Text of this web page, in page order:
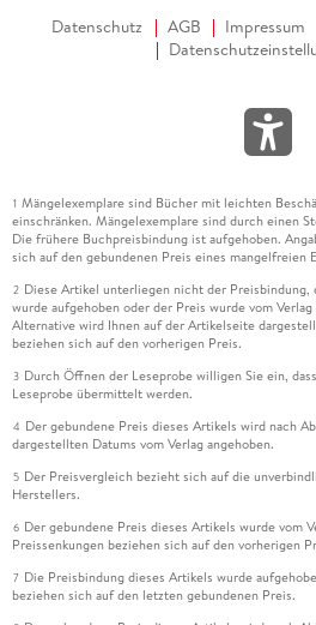
Datenschutz AGB Impressum
1 Mängelexemplare sind Bücher mit leichten
einschränken. Mängelexemplare sind durch einen
Die frühere Buchpreisbindung ist aufgehoben.
sich auf den gebundenen Preis eines mangelfreien
2 Diese Artikel unterliegen nicht der Preisbindung,
wurde aufgehoben oder der Preis wurde vom
Alternative wird Ihnen auf der Artikelseite
beziehen sich auf den vorherigen Preis.
3 Durch Öffnen der Leseprobe willigen Sie ein,
Leseprobe übermittelt werden.
4 Der gebundene Preis dieses Artikels wird nach
dargestellten Datums vom Verlag angehoben.
5 Der Preisvergleich bezieht sich auf die
Herstellers.
6 Der gebundene Preis dieses Artikels wurde vom
Preissenkungen beziehen sich auf den vorherigen
7 Die Preisbindung dieses Artikels wurde
beziehen sich auf den letzten gebundenen Preis.